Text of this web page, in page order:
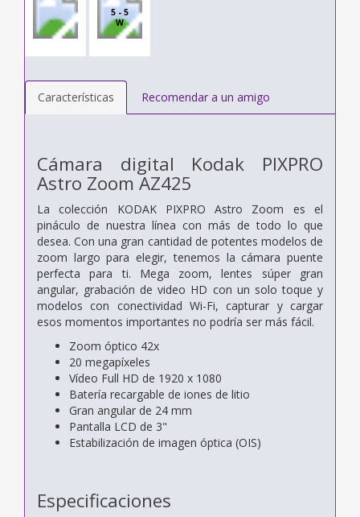
5 - 5
W
Características Recomendar a un amigo
Cámara digital Kodak PIXPRO
Astro Zoom AZ425
La colección KODAK PIXPRO Astro Zoom es el
pináculo de nuestra línea con más de todo lo que
desea. Con una gran cantidad de potentes modelos de
zoom largo para elegir, tenemos la cámara puente
perfecta para ti. Mega zoom, lentes súper gran
angular, grabación de video HD con un solo toque y
modelos con conectividad Wi-Fi, capturar y cargar
esos momentos importantes no podría ser más fácil.
Zoom óptico 42x
20 megapíxeles
Vídeo Full HD de 1920 x 1080
Batería recargable de iones de litio
Gran angular de 24 mm
Pantalla LCD de 3"
Estabilización de imagen óptica (OIS)
Especificaciones